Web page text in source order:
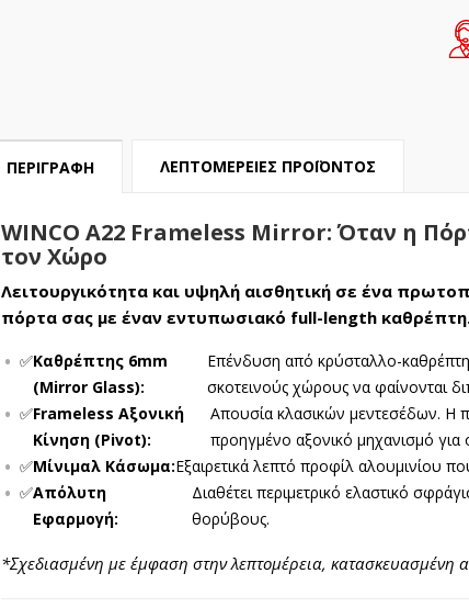
ΠΕΡΙΓΡΑΦΉ ΛΕΠΤΟΜΈΡΕΙΕΣ ΠΡΟΪΌΝΤΟΣ
WINCO A22 Frameless Mirror: Όταν η
τον Χώρο
Λειτουργικότητα και υψηλή αισθητική σε ένα
πόρτα σας με έναν εντυπωσιακό full-length
✅Καθρέπτης 6mm
(Mirror Glass):
Επένδυση από κρύσταλλο-
σκοτεινούς χώρους να φαίνονται
✅Frameless Αξονική
Κίνηση (Pivot):
Απουσία κλασικών μεντεσέδων. Η
προηγμένο αξονικό μηχανισμό για
✅Μίνιμαλ Κάσωμα:Εξαιρετικά λεπτό προφίλ αλουμινίου
✅Απόλυτη
Εφαρμογή:
Διαθέτει περιμετρικό ελαστικό
θορύβους.
*Σχεδιασμένη με έμφαση στην λεπτομέρεια, κατασκευασμένη